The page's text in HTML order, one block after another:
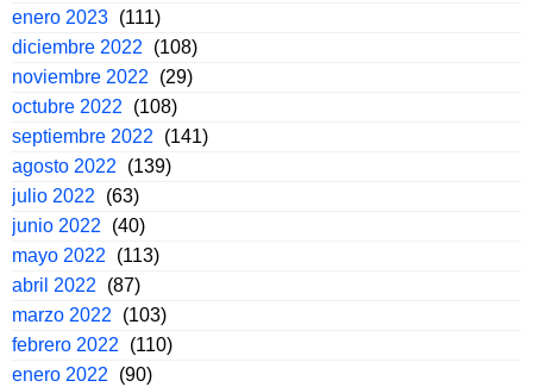
enero 2023 (111)
diciembre 2022
(108)
noviembre 2022
(29)
octubre 2022
(108)
septiembre 2022
(141)
agosto 2022
(139)
julio 2022
(63)
junio 2022
(40)
mayo 2022
(113)
abril 2022
(87)
marzo 2022
(103)
febrero 2022
(110)
enero 2022
(90)